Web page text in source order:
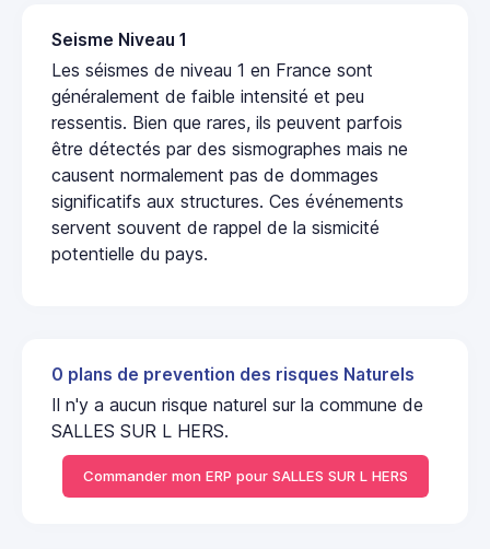
Seisme Niveau 1
Les séismes de niveau 1 en France sont
généralement de faible intensité et peu
ressentis. Bien que rares, ils peuvent parfois
être détectés par des sismographes mais ne
causent normalement pas de dommages
significatifs aux structures. Ces événements
servent souvent de rappel de la sismicité
potentielle du pays.
0 plans de prevention des risques Naturels
Il n'y a aucun risque naturel sur la commune de
SALLES SUR L HERS.
Commander mon ERP pour SALLES SUR L HERS